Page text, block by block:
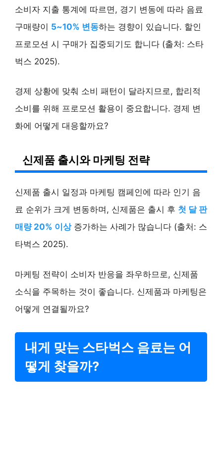
소비자 지출 통계에 따르면, 경기 변동에 따라 음료
구매량이 5~10% 변동하는 경향이 있습니다. 할인
프로모션 시 구매가 집중되기도 합니다 (출처: 스타
벅스 2025).
경제 상황에 맞춰 소비 패턴이 달라지므로, 합리적
소비를 위해 프로모션 활용이 중요합니다. 경제 변
화에 어떻게 대응할까요?
신제품 출시와 마케팅 전략
신제품 출시 일정과 마케팅 캠페인에 따라 인기 음
료 순위가 크게 변동하며, 신제품은 출시 후 첫 달 판
매량 20% 이상증가하는 사례가 많습니다 (출처: 스
타벅스 2025).
마케팅 전략이 소비자 반응을 좌우하므로, 신제품
소식을 주목하는 것이 좋습니다. 신제품과 마케팅은
어떻게 연결될까요?
내게 맞는 스타벅스 음료는 어
떻게 찾을까?